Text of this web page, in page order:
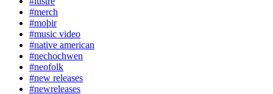
#merch
#moþir
#music video
#native american
#nechochwen
#neofolk
#new releases
#newreleases